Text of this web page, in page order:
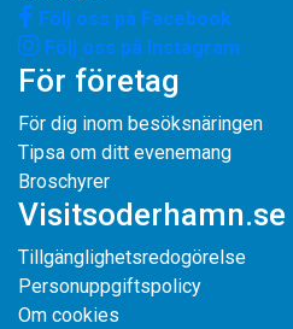
Följ oss på Facebook
Följ oss på Instagram
För företag
För dig inom besöksnäringen
Tipsa om ditt evenemang
Broschyrer
Visitsoderhamn.se
Tillgänglighetsredogörelse
Personuppgiftspolicy
Om cookies